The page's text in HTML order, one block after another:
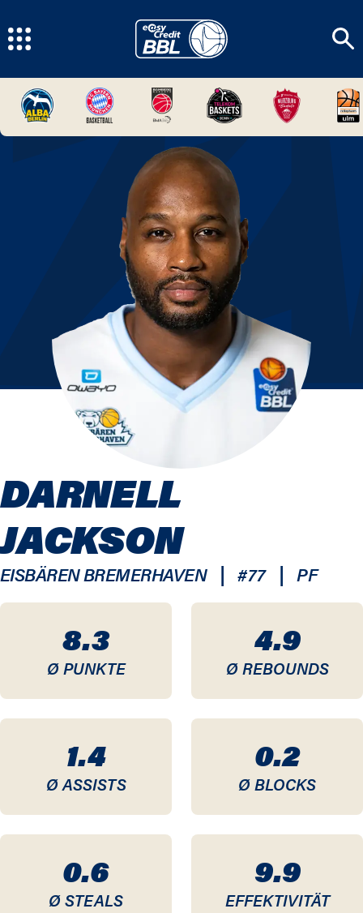
8.3
Ø PUNKTE
4.9
Ø REBOUNDS
1.4
Ø ASSISTS
0.2
Ø BLOCKS
0.6
Ø STEALS
9.9
EFFEKTIVITÄT
DARNELL
JACKSON
EISBÄREN BREMERHAVEN | #77 | PF